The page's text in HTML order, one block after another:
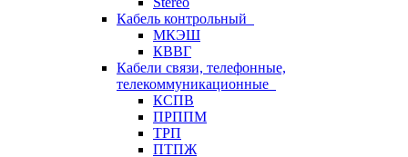
Кабель контрольный
МКЭШ
КВВГ
Кабели связи, телефонные,
телекоммуникационные
КСПВ
ПРППМ
ТРП
ПТПЖ